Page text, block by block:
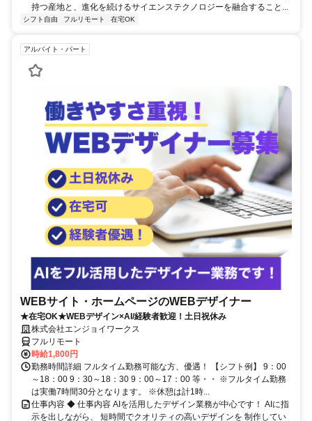
持つ産地と、進化を続けるサイエンステクノロジーを融合すること...
シフト自由 フルリモート 在宅OK
アルバイト・パート
WEBサイト・ホームページのWEBデザイナー
★在宅OK★WEBデザイン×AI/経験者歓迎！土日祝休み
株式会社エンジョイワークス
フルリモート
時給1,800円
勤務時間詳細 フルタイム勤務可能な方、優遇！ 【シフト例】 9：00
～18：00 9：30～18：30 9：00～17：00 等・・ ※フルタイム勤務
は実働7時間30分となります。 ※休憩は計1時...
仕事内容 ◆ 仕事内容 AIを活用したデザイン業務が中心です！ AIに指
示を出しながら、 短時間でクオリティの高いデザインを 制作してい